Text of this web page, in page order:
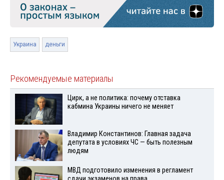
Украина деньги
Рекомендуемые материалы
Цирк, а не политика: почему отставка
кабмина Украины ничего не меняет
Владимир Константинов: Главная задача
депутата в условиях ЧС — быть полезным
людям
МВД подготовило изменения в регламент